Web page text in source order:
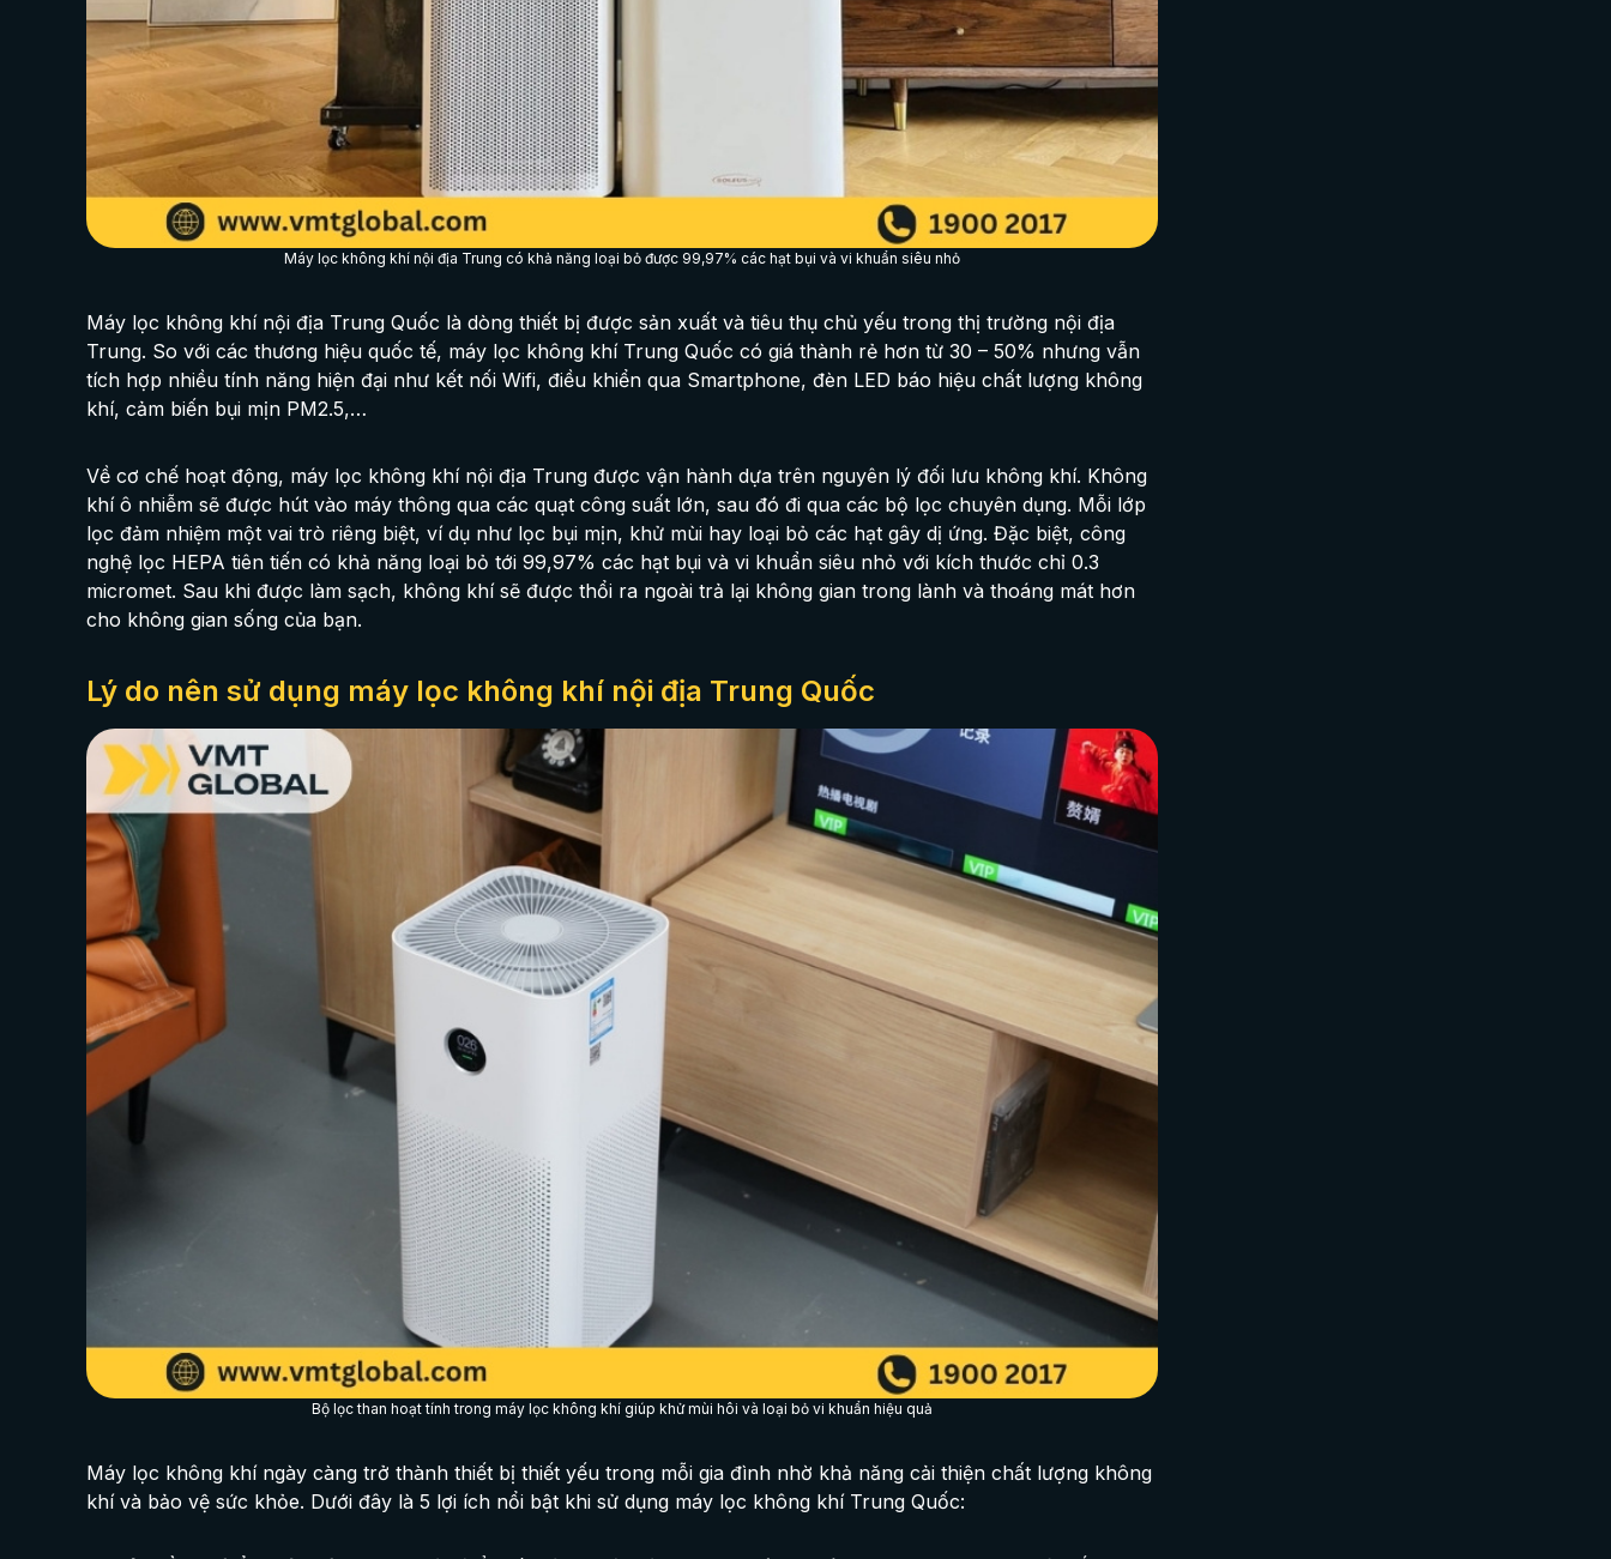
Máy lọc không khí nội địa Trung có khả năng loại bỏ được 99,97% các hạt bụi và vi khuẩn siêu nhỏ
Máy lọc không khí nội địa Trung Quốc là dòng thiết bị được sản xuất và tiêu thụ chủ yếu trong thị trường nội địa
Trung. So với các thương hiệu quốc tế, máy lọc không khí Trung Quốc có giá thành rẻ hơn từ 30 – 50% nhưng vẫn
tích hợp nhiều tính năng hiện đại như kết nối Wifi, điều khiển qua Smartphone, đèn LED báo hiệu chất lượng không
khí, cảm biến bụi mịn PM2.5,…
Về cơ chế hoạt động, máy lọc không khí nội địa Trung được vận hành dựa trên nguyên lý đối lưu không khí. Không
khí ô nhiễm sẽ được hút vào máy thông qua các quạt công suất lớn, sau đó đi qua các bộ lọc chuyên dụng. Mỗi lớp
lọc đảm nhiệm một vai trò riêng biệt, ví dụ như lọc bụi mịn, khử mùi hay loại bỏ các hạt gây dị ứng. Đặc biệt, công
nghệ lọc HEPA tiên tiến có khả năng loại bỏ tới 99,97% các hạt bụi và vi khuẩn siêu nhỏ với kích thước chỉ 0.3
micromet. Sau khi được làm sạch, không khí sẽ được thổi ra ngoài trả lại không gian trong lành và thoáng mát hơn
cho không gian sống của bạn.
Lý do nên sử dụng máy lọc không khí nội địa Trung Quốc
Bộ lọc than hoạt tính trong máy lọc không khí giúp khử mùi hôi và loại bỏ vi khuẩn hiệu quả
Máy lọc không khí ngày càng trở thành thiết bị thiết yếu trong mỗi gia đình nhờ khả năng cải thiện chất lượng không
khí và bảo vệ sức khỏe. Dưới đây là 5 lợi ích nổi bật khi sử dụng máy lọc không khí Trung Quốc: